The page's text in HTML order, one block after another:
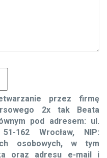
przez firmę
2x tak Beata
pod adresem: ul.
162 Wrocław, NIP:
osobowych, w tym
oraz adresu e-mail i